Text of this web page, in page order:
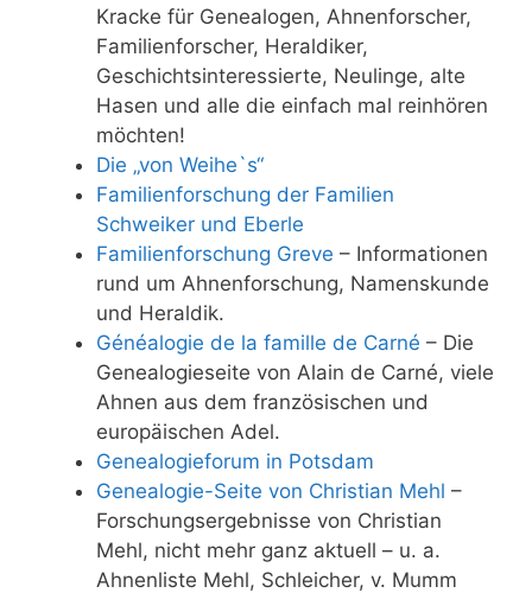
Kracke für Genealogen, Ahnenforscher,
Familienforscher, Heraldiker,
Geschichtsinteressierte, Neulinge, alte
Hasen und alle die einfach mal reinhören
möchten!
Die „von Weihe`s“
Familienforschung der Familien
Schweiker und Eberle
Familienforschung Greve – Informationen
rund um Ahnenforschung, Namenskunde
und Heraldik.
Généalogie de la famille de Carné – Die
Genealogieseite von Alain de Carné, viele
Ahnen aus dem französischen und
europäischen Adel.
Genealogieforum in Potsdam
Genealogie-Seite von Christian Mehl –
Forschungsergebnisse von Christian
Mehl, nicht mehr ganz aktuell – u. a.
Ahnenliste Mehl, Schleicher, v. Mumm